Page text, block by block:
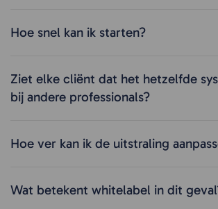
Hoe snel kan ik starten?
Ziet elke cliënt dat het hetzelfde
bij andere professionals?
Hoe ver kan ik de uitstraling
Wat betekent whitelabel in dit